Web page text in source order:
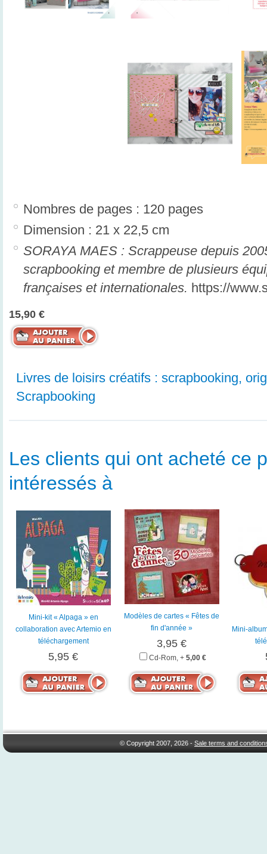
Nombres de pages : 120 pages
Dimension : 21 x 22,5 cm
SORAYA MAES : Scrappeuse depuis
scrapbooking et membre de plusieurs
françaises et internationales. https://
15,90 €
Livres de loisirs créatifs : scrapbooking,
Scrapbooking
Les clients qui ont acheté ce
intéressés à
Mini-kit « Alpaga » en
collaboration avec Artemio en
téléchargement
5,95 €
Modèles de cartes « Fêtes de
fin d'année »
3,95 €
Cd-Rom, + 5,00 €
Mini-
© Copyright 2007, 2026 -Sale terms and